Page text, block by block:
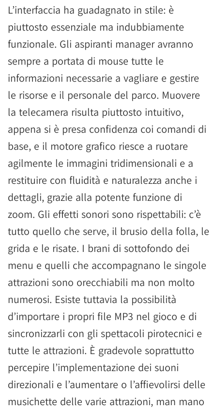
L’interfaccia ha guadagnato in stile: è
piuttosto essenziale ma indubbiamente
funzionale. Gli aspiranti manager avranno
sempre a portata di mouse tutte le
informazioni necessarie a vagliare e gestire
le risorse e il personale del parco. Muovere
la telecamera risulta piuttosto intuitivo,
appena si è presa confidenza coi comandi di
base, e il motore grafico riesce a ruotare
agilmente le immagini tridimensionali e a
restituire con fluidità e naturalezza anche i
dettagli, grazie alla potente funzione di
zoom. Gli effetti sonori sono rispettabili: c’è
tutto quello che serve, il brusio della folla, le
grida e le risate. I brani di sottofondo dei
menu e quelli che accompagnano le singole
attrazioni sono orecchiabili ma non molto
numerosi. Esiste tuttavia la possibilità
d’importare i propri file MP3 nel gioco e di
sincronizzarli con gli spettacoli pirotecnici e
tutte le attrazioni. È gradevole soprattutto
percepire l’implementazione dei suoni
direzionali e l’aumentare o l’affievolirsi delle
musichette delle varie attrazioni, man mano